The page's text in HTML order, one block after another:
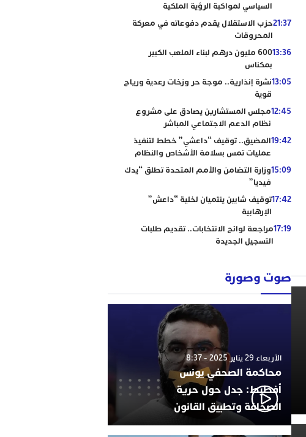
السياسي لمواكبة الرؤية الملكية
21:37حزب الاستقلال يقدم دفوعاته في معركة
المحروقات
13:36
600 مليون درهم لبناء الملعب الكبير
بمكناس
13:05نشرة إنذارية.. موجة حر وزخات رعدية ورياح
قوية
12:45مجلس المستشارين يصادق على مشروع
نظام الدعم الاجتماعي المباشر
19:42المضيق.. توقيف “داعشي” خطط لتنفيذ
عمليات تمس بسلامة الأشخاص والنظام
15:09وزارة التضامن والأمم المتحدة تطلق “يدك
فيديا”
17:42توقيف شابين ينتميان لخلية “داعش”
الإرهابية
17:19مراجعة لوائح الانتخابات.. تقديم طلبات
التسجيل الجديدة
صوت وصورة
الأربعاء 29 يناير 2025 - 8:37
محاكمة الصحفي يونس
أفطيط: جدل حول حرية
الصحافة وتطبيق القانون